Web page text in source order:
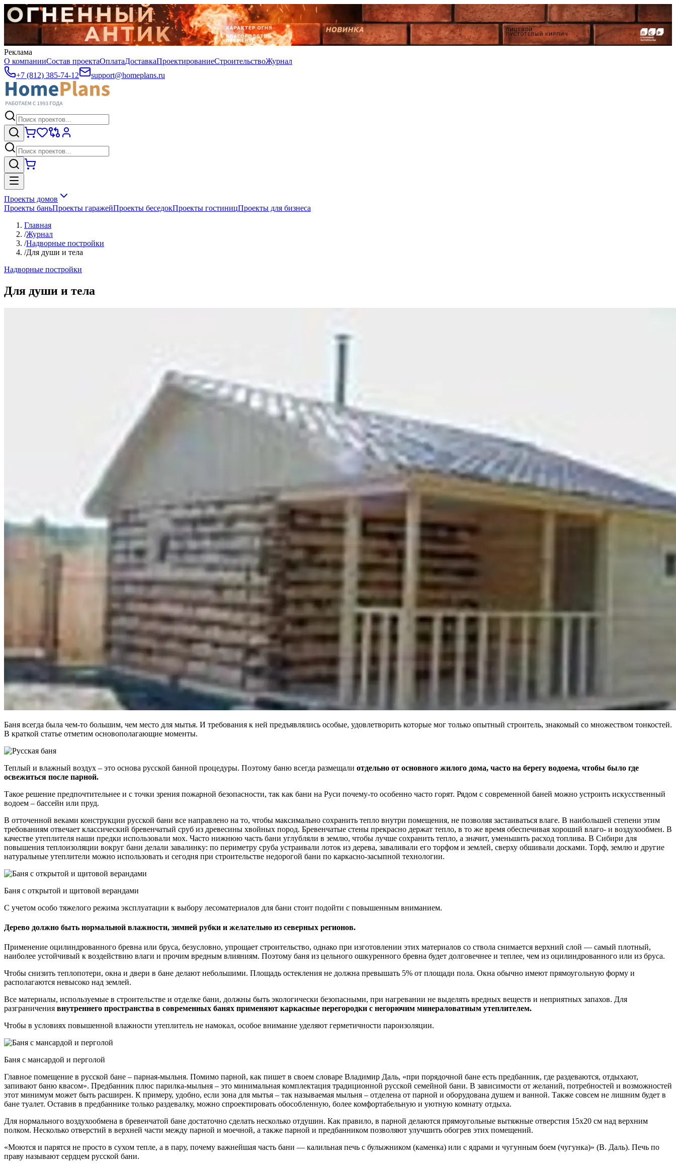
Реклама
О компанииСостав проектаОплатаДоставкаПроектированиеСтроительствоЖурнал
+7 (812) 385-74-12
support@homeplans.ru
Проекты домов
Проекты баньПроекты гаражейПроекты беседокПроекты гостиницПроекты для бизнеса
Главная
/Журнал
/Надворные постройки
/Для души и тела
Надворные постройки
Для души и тела
Баня всегда была чем-то большим, чем место для мытья. И требования к ней предъявлялись особые, удовлетворить которые мог только опытный строитель, знакомый со множеством тонкостей.
В краткой статье отметим основополагающие моменты.
Теплый и влажный воздух – это основа русской банной процедуры. Поэтому баню всегда размещали отдельно от основного жилого дома, часто на берегу водоема, чтобы было где
освежиться после парной.
Такое решение предпочтительнее и с точки зрения пожарной безопасности, так как бани на Руси почему-то особенно часто горят. Рядом с современной баней можно устроить искусственный
водоем – бассейн или пруд.
В отточенной веками конструкции русской бани все направлено на то, чтобы максимально сохранить тепло внутри помещения, не позволяя застаиваться влаге. В наибольшей степени этим
требованиям отвечает классический бревенчатый сруб из древесины хвойных пород. Бревенчатые стены прекрасно держат тепло, в то же время обеспечивая хороший влаго- и воздухообмен. В
качестве утеплителя наши предки использовали мох. Часто нижнюю часть бани углубляли в землю, чтобы лучше сохранить тепло, а значит, уменьшить расход топлива. В Сибири для
повышения теплоизоляции вокруг бани делали завалинку: по периметру сруба устраивали лоток из дерева, заваливали его торфом и землей, сверху обшивали досками. Торф, землю и другие
натуральные утеплители можно использовать и сегодня при строительстве недорогой бани по каркасно-засыпной технологии.
Баня с открытой и щитовой верандами
С учетом особо тяжелого режима эксплуатации к выбору лесоматериалов для бани стоит подойти с повышенным вниманием.
Дерево должно быть нормальной влажности, зимней рубки и желательно из северных регионов.
Применение оцилиндрованного бревна или бруса, безусловно, упрощает строительство, однако при изготовлении этих материалов со ствола снимается верхний слой — самый плотный,
наиболее устойчивый к воздействию влаги и прочим вредным влияниям. Поэтому баня из цельного ошкуренного бревна будет долговечнее и теплее, чем из оцилиндрованного или из бруса.
Чтобы снизить теплопотери, окна и двери в бане делают небольшими. Площадь остекления не должна превышать 5% от площади пола. Окна обычно имеют прямоугольную форму и
располагаются невысоко над землей.
Все материалы, используемые в строительстве и отделке бани, должны быть экологически безопасными, при нагревании не выделять вредных веществ и неприятных запахов. Для
разграничения внутреннего пространства в современных банях применяют каркасные перегородки с негорючим минераловатным утеплителем.
Чтобы в условиях повышенной влажности утеплитель не намокал, особое внимание уделяют герметичности паро­изоляции.
Баня с мансардой и перголой
Главное помещение в русской бане – парная-мыльня. Помимо парной, как пишет в своем словаре Владимир Даль, «при порядочной бане есть предбанник, где раздеваются, отдыхают,
запивают баню квасом». Предбанник плюс парилка-мыльня – это минимальная комплектация традиционной русской семейной бани. В зависимости от желаний, потребностей и возможностей
этот минимум может быть расширен. К примеру, удобно, если зона для мытья – так называемая мыльня – отделена от парной и оборудована душем и ванной. Также совсем не лишним будет в
бане туалет. Оставив в предбаннике только раздевалку, можно спроектировать обособленную, более комфортабельную и уютную комнату отдыха.
Для нормального воздухообмена в бревенчатой бане достаточно сделать несколько отдушин. Как правило, в парной делаются прямоугольные вытяжные отверстия 15х20 см над верхним
полком. Несколько отверстий в верхней части между парной и моечной, а также парной и предбанником позволяют улучшить обогрев этих помещений.
«Моются и парятся не просто в сухом тепле, а в пару, почему важнейшая часть бани — калильная печь с булыжником (каменка) или с ядрами и чугунным боем (чугунка)» (В. Даль). Печь по
праву называют сердцем русской бани.